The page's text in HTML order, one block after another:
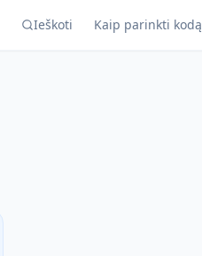
Ieškoti Kaip parinkti kodą